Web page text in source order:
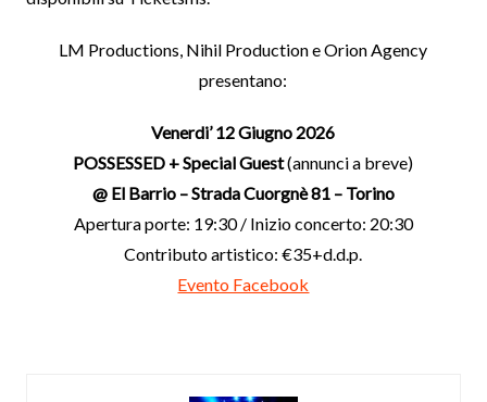
LM Productions, Nihil Production e Orion Agency
presentano:
Venerdi’ 12 Giugno 2026
POSSESSED + Special Guest(annunci a breve)
@ El Barrio – Strada Cuorgnè 81 – Torino
Apertura porte: 19:30 / Inizio concerto: 20:30
Contributo artistico: €35+d.d.p.
Evento Facebook